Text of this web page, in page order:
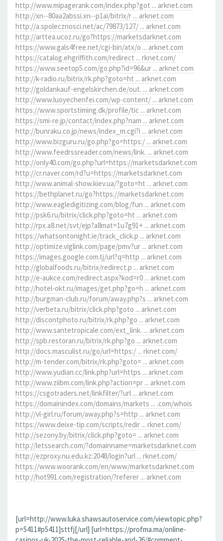
http://www.mipagerank.com/index.php?got ... arknet.com
http://xn--80aa2abssi.xn--p1ai/bitrix/r ... arknet.com
http://a.spolecznosci.net/ac/79873/127/ ... arknet.com
http://arttea.ucoz.ru/go?https://marketsdarknet.com
https://www.gals4free.net/cgi-bin/atx/o ... arknet.com
https://catalog.ehgriffith.com/redirect ... rknet.com/
https://www.seetop5.com/go.php?id=96&ur ... arknet.com
http://k-radio.ru/bitrix/rk.php?goto=ht ... arknet.com
http://goldankauf-engelskirchen.de/out. ... arknet.com
http://www.luoyechenfei.com/wp-content/ ... arknet.com
https://www.sportstiming.dk/profile/tic ... arknet.com
https://smi-re.jp/contact/index.php?nam ... arknet.com
http://bunraku.co.jp/news/index_m.cgi?i ... arknet.com
http://www.bizguru.ru/go.php?go=https:/ ... arknet.com
http://www.feedrssreader.com/news/link. ... arknet.com
http://only40.com/go.php?url=https://marketsdarknet.com
http://cr.naver.com/rd?u=https://marketsdarknet.com
http://www.animal-show.kiev.ua/?goto=ht ... arknet.com
https://bethplanet.ru/go?https://marketsdarknet.com
http://www.eagledigitizing.com/blog/fun ... arknet.com
http://psk6.ru/bitrix/click.php?goto=ht ... arknet.com
http://rpx.a8.net/svt/ejp?a8mat=1u7g91+ ... arknet.com
https://whatsontonight.ie/track_click.p ... arknet.com
http://optimize.viglink.com/page/pmv?ur ... arknet.com
https://images.google.com.tj/url?q=http ... arknet.com
http://globalfoods.ru/bitrix/redirect.p ... arknet.com
http://e-aukce.com/redirect.aspx?kod=r0 ... arknet.com
http://hotel-okt.ru/images/get.php?go=h ... arknet.com
http://burgman-club.ru/forum/away.php?s ... arknet.com
http://verbeta.ru/bitrix/click.php?goto ... arknet.com
http://discontphoto.ru/bitrix/rk.php?go ... arknet.com
http://www.santetropicale.com/ext_link. ... arknet.com
http://spb.restoran.ru/bitrix/rk.php?go ... arknet.com
http://docs.masculist.ru/go/url=https:/ ... rknet.com/
http://m-tender.com/bitrix/rk.php?goto= ... arknet.com
http://www.yudian.cc/link.php?url=https ... arknet.com
http://www.ziibm.com/link.php?action=pr ... arknet.com
https://csgotraders.net/linkfilter/?url ... arknet.com
https://domainindex.com/domains/markets ... .com/whois
http://vl-girl.ru/forum/away.php?s=http ... arknet.com
https://www.deixe-tip.com/scripts/redir ... rknet.com/
http://sezony.by/bitrix/click.php?goto= ... arknet.com
http://letssearch.com/?domainname=marketsdarknet.com
http://ezproxy.nu.edu.kz:2048/login?url ... rknet.com/
https://www.woorank.com/en/www/marketsdarknet.com
http://hot991.com/registration/?referer ... arknet.com
[url=http://www.luka.shawsautoservice.com/viewtopic.php?
p=5411#p5411]sttfj[/url] [url=https://profma.ma/online-